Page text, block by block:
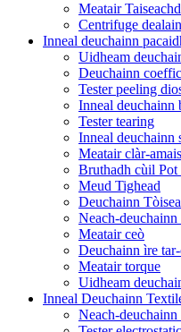
Meatair Taiseachd
Centrifuge dealain
Inneal deuchainn
Uidheam
Deuchainn
Tester peeling
Inneal deuchainn
Tester tearing
Inneal deuchainn
Meatair clàr-
Bruthadh cùil Pot
Meud Tighead
Deuchainn
Neach-deuchainn
Meatair ceò
Deuchainn ìre
Meatair torque
Uidheam
Inneal Deuchainn
Neach-deuchainn